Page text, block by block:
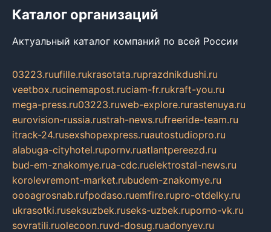
Каталог организаций
Актуальный каталог компаний по всей России
03223.ruufille.rukrasotata.ruprazdnikdushi.ru
veetbox.rucinemapost.ruciam-fr.rukraft-you.ru
mega-press.ru03223.ruweb-explore.rurastenuya.ru
eurovision-russia.rustrah-news.rufreeride-team.ru
itrack-24.rusexshopexpress.ruautostudiopro.ru
alabuga-cityhotel.rupornv.ruatlantpereezd.ru
bud-em-znakomye.rua-cdc.ruelektrostal-news.ru
korolevremont-market.rubudem-znakomye.ru
oooagrosnab.rufpodaso.ruemfire.rupro-otdelky.ru
ukrasotki.ruseksuzbek.ruseks-uzbek.ruporno-vk.ru
sovratili.ruolecoon.ruvd-dosug.ruadonyev.ru